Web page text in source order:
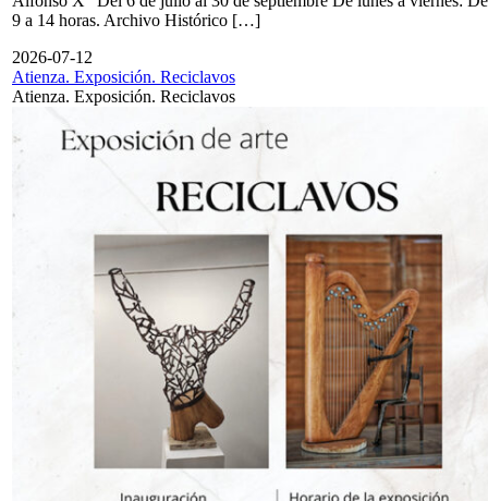
9 a 14 horas. Archivo Histórico […]
2026-07-12
Atienza. Exposición. Reciclavos
Atienza. Exposición. Reciclavos